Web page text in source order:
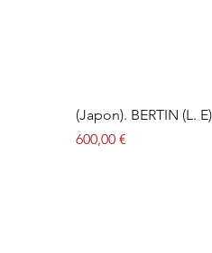
(Japon). BERTIN (L.
Prix
600,00 €